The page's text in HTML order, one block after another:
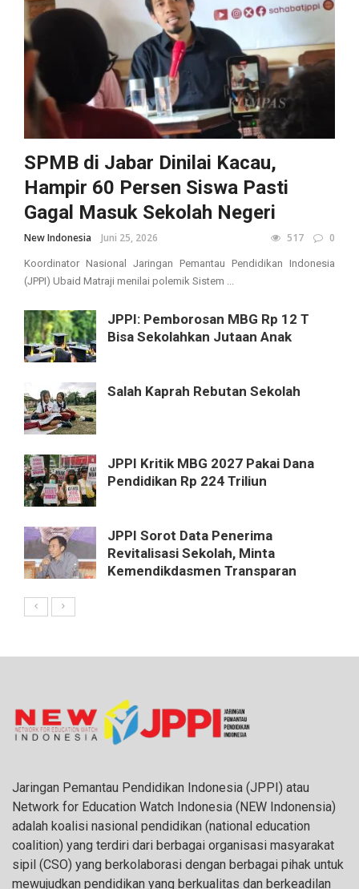
SPMB di Jabar Dinilai Kacau,
Hampir 60 Persen Siswa Pasti
Gagal Masuk Sekolah Negeri
New Indonesia Juni 25, 2026 517 0
Koordinator Nasional Jaringan Pemantau Pendidikan Indonesia
(JPPI) Ubaid Matraji menilai polemik Sistem ...
JPPI: Pemborosan MBG Rp 12 T
Bisa Sekolahkan Jutaan Anak
Salah Kaprah Rebutan Sekolah
JPPI Kritik MBG 2027 Pakai Dana
Pendidikan Rp 224 Triliun
JPPI Sorot Data Penerima
Revitalisasi Sekolah, Minta
Kemendikdasmen Transparan
Jaringan Pemantau Pendidikan Indonesia (JPPI) atau
Network for Education Watch Indonesia (NEW Indonensia)
adalah koalisi nasional pendidikan (national education
coalition) yang terdiri dari berbagai organisasi masyarakat
sipil (CSO) yang berkolaborasi dengan berbagai pihak untuk
mewujudkan pendidikan yang berkualitas dan berkeadilan